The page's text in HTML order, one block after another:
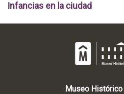
Infancias en la ciudad
Museo Histórico